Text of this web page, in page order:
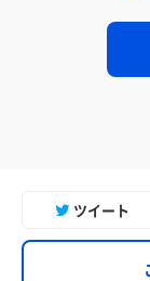
ツイート